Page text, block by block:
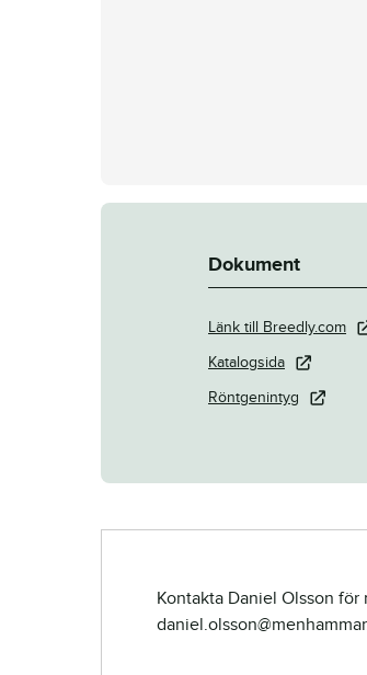
Dokument
Länk till Breedly.com
Katalogsida
Röntgenintyg
Kontakta Daniel Olsson för